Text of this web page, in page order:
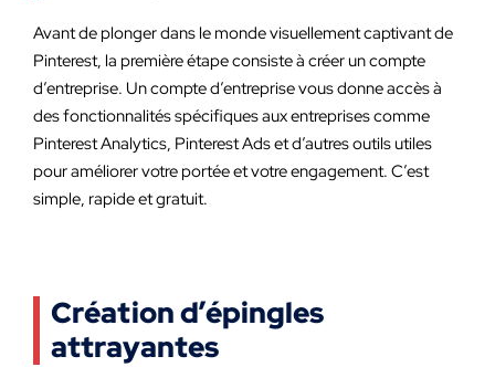
Avant de plonger dans le monde visuellement captivant de
Pinterest, la première étape consiste à créer un compte
d’entreprise. Un compte d’entreprise vous donne accès à
des fonctionnalités spécifiques aux entreprises comme
Pinterest Analytics, Pinterest Ads et d’autres outils utiles
pour améliorer votre portée et votre engagement. C’est
simple, rapide et gratuit.
Création d’épingles
attrayantes